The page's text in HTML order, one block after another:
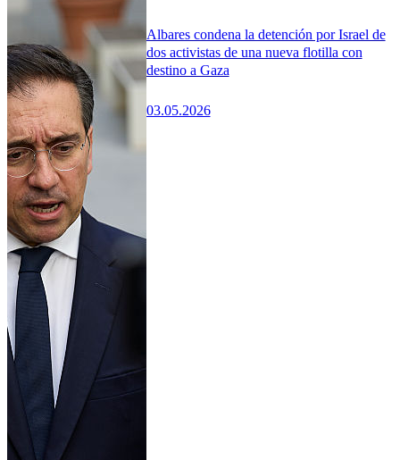
Albares condena la detención por Israel de
dos activistas de una nueva flotilla con
destino a Gaza
03.05.2026